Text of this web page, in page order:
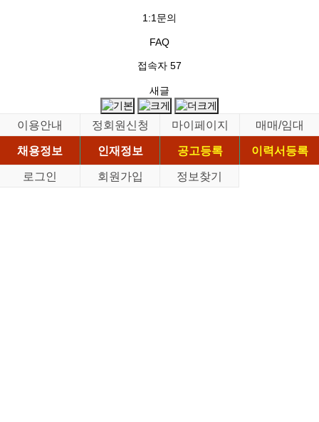
1:1문의
FAQ
접속자 57
새글
이용안내 정회원신청 마이페이지
매매/임대
채용정보
인재정보 공고등록
이력서등록
로그인
회원가입 정보찾기